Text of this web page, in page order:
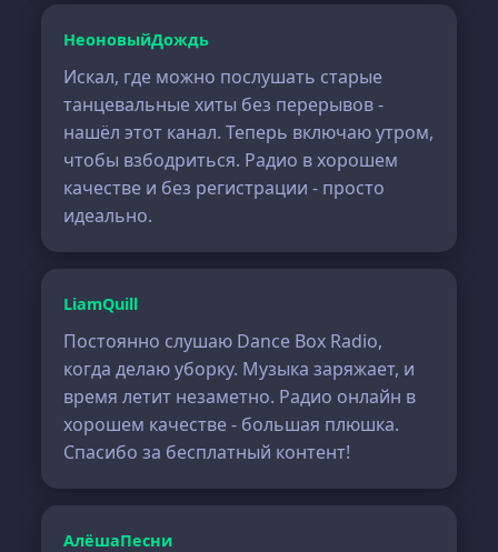
НеоновыйДождь
Искал, где можно послушать старые
танцевальные хиты без перерывов -
нашёл этот канал. Теперь включаю утром,
чтобы взбодриться. Радио в хорошем
качестве и без регистрации - просто
идеально.
LiamQuill
Постоянно слушаю Dance Box Radio,
когда делаю уборку. Музыка заряжает, и
время летит незаметно. Радио онлайн в
хорошем качестве - большая плюшка.
Спасибо за бесплатный контент!
АлёшаПесни